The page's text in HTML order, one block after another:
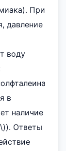
При
давление
воду
в
наличие
Ответы